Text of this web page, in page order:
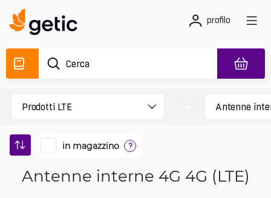
profilo
in magazzino ?
Antenne interne 4G 4G (LTE)